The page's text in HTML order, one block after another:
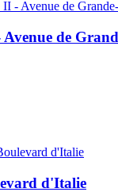
de
d'Italie